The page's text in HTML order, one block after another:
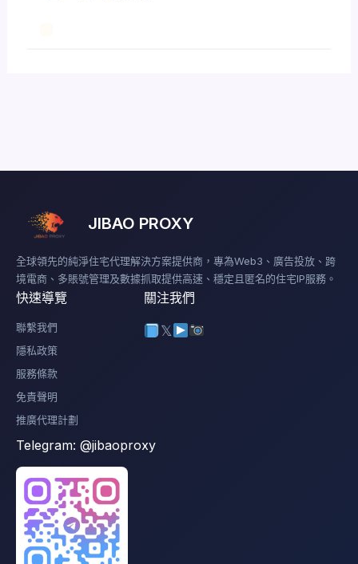
JIBAO PROXY
全球領先的純淨住宅代理解決方案提供商，專為Web3、廣告投放、跨
境電商、多賬號管理及數據抓取提供高速、穩定且匿名的住宅IP服務。
快速導覽
聯繫我們
隱私政策
服務條款
免責聲明
推廣代理計劃
關注我們
𝕏
Telegram: @jibaoproxy